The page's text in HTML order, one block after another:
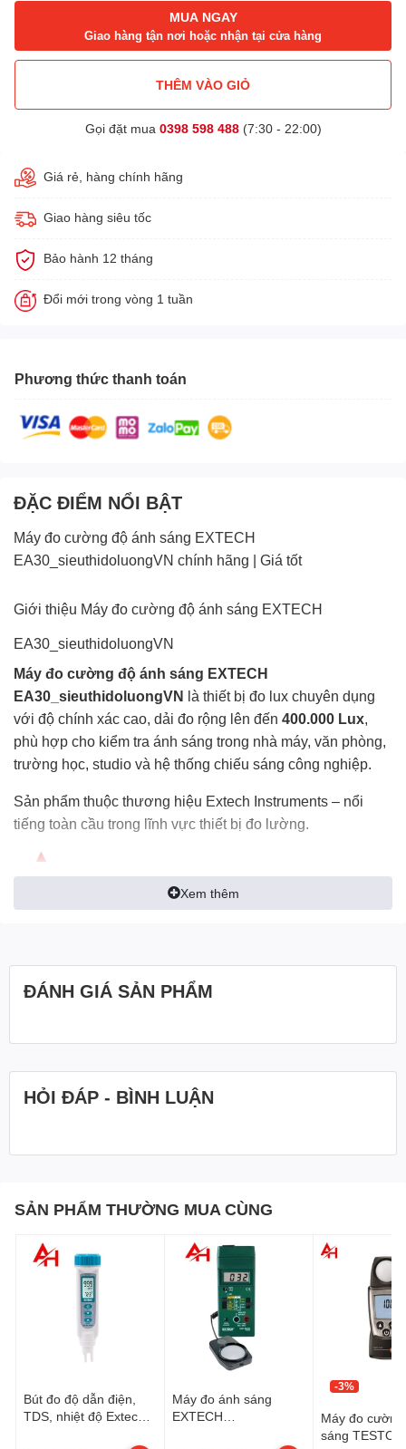
MUA NGAY
Giao hàng tận nơi hoặc nhận tại cửa hàng
THÊM VÀO GIỎ
Gọi đặt mua 0398 598 488(7:30 - 22:00)
Giá rẻ, hàng chính hãng
Giao hàng siêu tốc
Bảo hành 12 tháng
Đổi mới trong vòng 1 tuần
Phương thức thanh toán
ĐẶC ĐIỂM NỔI BẬT
Máy đo cường độ ánh sáng EXTECH
EA30_sieuthidoluongVN chính hãng | Giá tốt
Giới thiệu Máy đo cường độ ánh sáng EXTECH
EA30_sieuthidoluongVN
Máy đo cường độ ánh sáng EXTECH
EA30_sieuthidoluongVN
là thiết bị đo lux chuyên dụng
với độ chính xác cao, dải đo rộng lên đến 400.000 Lux,
phù hợp cho kiểm tra ánh sáng trong nhà máy, văn phòng,
trường học, studio và hệ thống chiếu sáng công nghiệp.
Sản phẩm thuộc thương hiệu Extech Instruments – nổi
tiếng toàn cầu trong lĩnh vực thiết bị đo lường.
Tính năng nổi bật
Máy đo cường độ
ánh sáng EXTECH
EA30_sieuthidoluongVN
✔️ Dải đo rộng:
40.000 Fc (4 dải) / 400.000 Lux (5
✔️ Chức năngData Holdgiữ giá trị đo trên màn hình
Xem thêm
ĐÁNH GIÁ SẢN PHẨM
HỎI ĐÁP - BÌNH LUẬN
SẢN PHẨM THƯỜNG MUA CÙNG
Bút đo độ dẫn điện,
TDS, nhiệt độ Extech
Máy đo ánh sáng
EXTECH
-3%
Máy đo
sáng TESTO-